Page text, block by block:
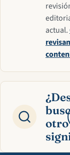
actual.
otro